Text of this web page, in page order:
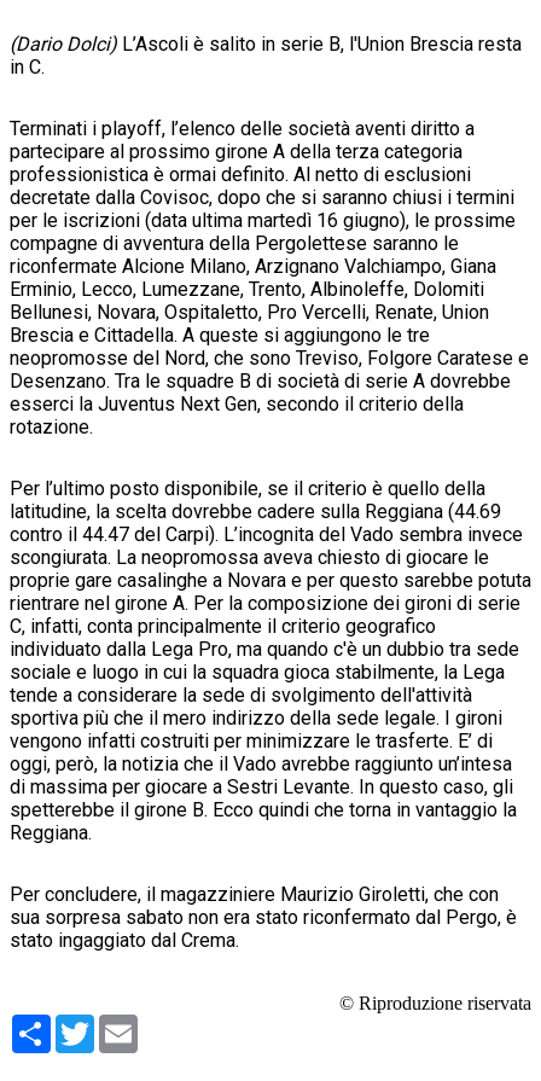
(Dario Dolci) L’Ascoli è salito in serie B, l'Union Brescia resta
in C.
Terminati i playoff, l’elenco delle società aventi diritto a
partecipare al prossimo girone A della terza categoria
professionistica è ormai definito. Al netto di esclusioni
decretate dalla Covisoc, dopo che si saranno chiusi i termini
per le iscrizioni (data ultima martedì 16 giugno), le prossime
compagne di avventura della Pergolettese saranno le
riconfermate Alcione Milano, Arzignano Valchiampo, Giana
Erminio, Lecco, Lumezzane, Trento, Albinoleffe, Dolomiti
Bellunesi, Novara, Ospitaletto, Pro Vercelli, Renate, Union
Brescia e Cittadella. A queste si aggiungono le tre
neopromosse del Nord, che sono Treviso, Folgore Caratese e
Desenzano. Tra le squadre B di società di serie A dovrebbe
esserci la Juventus Next Gen, secondo il criterio della
rotazione.
Per l’ultimo posto disponibile, se il criterio è quello della
latitudine, la scelta dovrebbe cadere sulla Reggiana (44.69
contro il 44.47 del Carpi). L’incognita del Vado sembra invece
scongiurata. La neopromossa aveva chiesto di giocare le
proprie gare casalinghe a Novara e per questo sarebbe potuta
rientrare nel girone A. Per la composizione dei gironi di serie
C, infatti, conta principalmente il criterio geografico
individuato dalla Lega Pro, ma quando c'è un dubbio tra sede
sociale e luogo in cui la squadra gioca stabilmente, la Lega
tende a considerare la sede di svolgimento dell'attività
sportiva più che il mero indirizzo della sede legale. I gironi
vengono infatti costruiti per minimizzare le trasferte. E’ di
oggi, però, la notizia che il Vado avrebbe raggiunto un’intesa
di massima per giocare a Sestri Levante. In questo caso, gli
spetterebbe il girone B. Ecco quindi che torna in vantaggio la
Reggiana.
Per concludere, il magazziniere Maurizio Giroletti, che con
sua sorpresa sabato non era stato riconfermato dal Pergo, è
stato ingaggiato dal Crema.
© Riproduzione riservata
Condividi
Twitter